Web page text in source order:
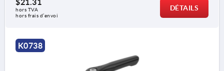
$21.31
hors TVA
hors frais d’envoi
DÉTAILS
K0738